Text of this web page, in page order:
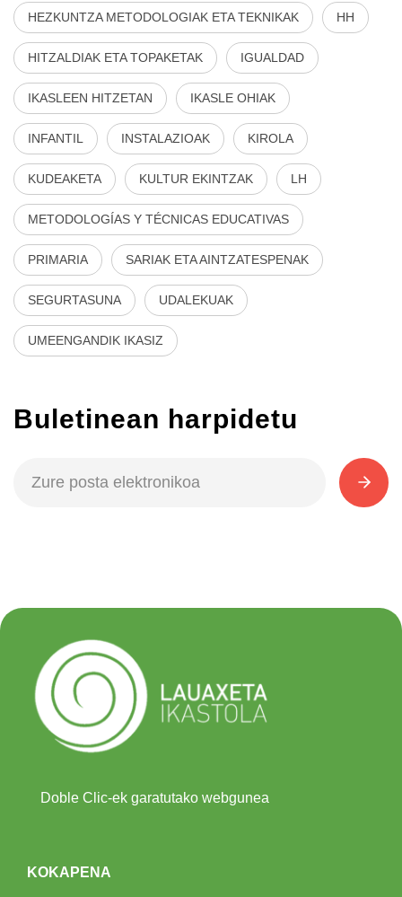
HEZKUNTZA METODOLOGIAK ETA TEKNIKAK HH
HITZALDIAK ETA TOPAKETAK IGUALDAD
IKASLEEN HITZETAN IKASLE OHIAK
INFANTIL INSTALAZIOAK KIROLA
KUDEAKETA KULTUR EKINTZAK LH
METODOLOGÍAS Y TÉCNICAS EDUCATIVAS
PRIMARIA SARIAK ETA AINTZATESPENAK
SEGURTASUNA UDALEKUAK
UMEENGANDIK IKASIZ
Buletinean harpidetu
Doble Clic-ek garatutako webgunea
KOKAPENA